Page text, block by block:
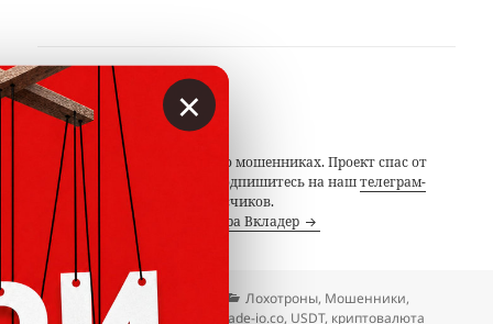
АВТОР
Вкладер
С 2014 года предупреждаем о мошенниках. Проект спас от
потерь миллионы людей. Подпишитесь на наштелеграм-
канал
с 19 тысячами подписчиков.
Посмотреть все записи автора Вкладер
Опубликовано
09.01.2020 Автор Рубрики
Лохотроны, Мошенники,
Отзывы
Метки
Crypto Trading trade-io.co, USDT, криптовалюта
×